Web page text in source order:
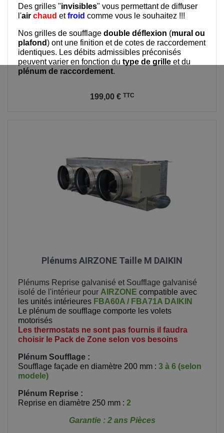
Des grilles "invisibles" vous permettant de diffuser
l'air chaud etfroid comme vous le souhaitez !!!
Nos grilles de soufflage double déflexion (mural ou
plafond) ont une finition et de cotes de raccordement
identiques. Les débits admissibles préconisés
peuvent varier en fonction du type de grille et du
plénum de raccordement.
199,00 € TTC
Plénums AIRZONE Taille M DAIKIN
Plénums Reprise galvanisé et Soufflage galvanisé
isolé de l'intérieur pour AIRZONE compatible avec
les unités intérieures FBA60A / FBA71A DAIKIN
Le plénum de soufflage comporte les volets
motorisés
Les thermostats ne sont pas fournis il faudra
choisir le Pack de Zone selon vos besoins
Plénum Soufflage :
Soufflage façade en diamètre 200 mm : 3 à 6 (selon
modele)
Plénum Reprise :
Reprise en diamètre 250 mm : 2
Garantie : 2 ans Pièces